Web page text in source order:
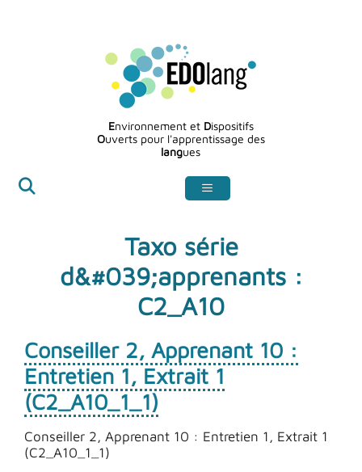
Environnement et Dispositifs
Ouverts pour l'apprentissage des
langues
Taxo série
d&#039;apprenants :
C2_A10
Conseiller 2, Apprenant 10 :
Entretien 1, Extrait 1
(C2_A10_1_1)
Conseiller 2, Apprenant 10 : Entretien 1, Extrait 1
(C2_A10_1_1)